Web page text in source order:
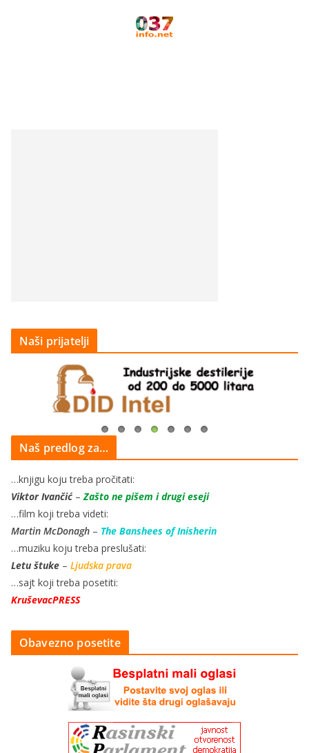
Naši prijatelji
Naš predlog za…
…knjigu koju treba pročitati:
Viktor Ivančić–Zašto ne pišem i drugi eseji
…film koji treba videti:
Martin McDonagh – The Banshees of Inisherin
…muziku koju treba preslušati:
Letu štuke – Ljudska prava
…sajt koji treba posetiti:
KruševacPRESS
Obavezno posetite